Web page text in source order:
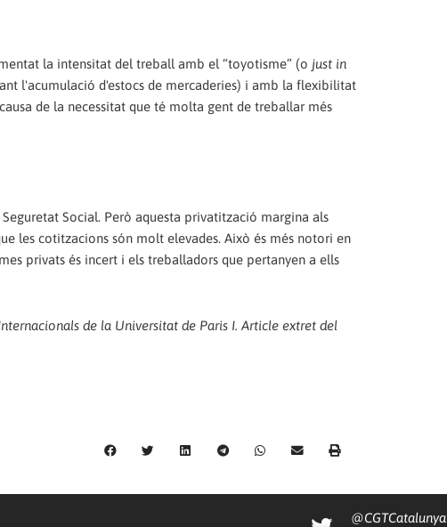
la intensitat del treball amb el “toyotisme” (o just in
l'acumulació d'estocs de mercaderies) i amb la flexibilitat
de la necessitat que té molta gent de treballar més
Social. Però aquesta privatització margina als
les cotitzacions són molt elevades. Això és més notori en
privats és incert i els treballadors que pertanyen a ells
de la Universitat de Paris I. Article extret del
@CGTCatalunya